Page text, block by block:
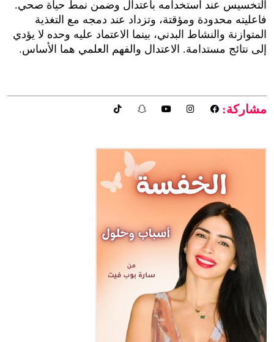
إلى نتائج مستدامة. الاعتدال والفهم العلمي هما الأساس.
مشاركة: